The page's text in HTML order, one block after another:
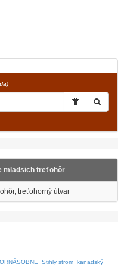
mladsich treťohôr
treťohorný útvar
Stihly strom kanadský